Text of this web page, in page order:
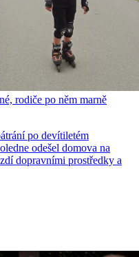
rodiče po něm marně
po devítiletém
odešel domova na
dopravními prostředky a